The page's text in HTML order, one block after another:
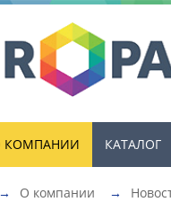
КОМПАНИИ КАТАЛОГ
→ О компании →